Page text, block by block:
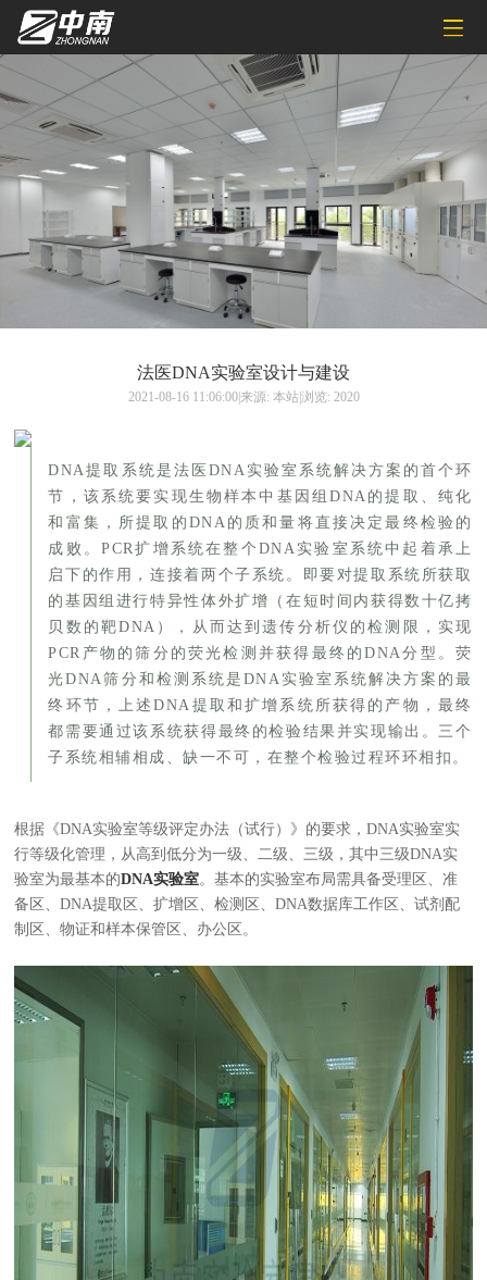
法医DNA实验室设计与建设
2021-08-16 11:06:00|来源: 本站|浏览: 2020
DNA提取系统是法医DNA实验室系统解决方案的首个环
节，该系统要实现生物样本中基因组DNA的提取、纯化
和富集，所提取的DNA的质和量将直接决定最终检验的
成败。PCR扩增系统在整个DNA实验室系统中起着承上
启下的作用，连接着两个子系统。即要对提取系统所获取
的基因组进行特异性体外扩增（在短时间内获得数十亿拷
贝数的靶DNA），从而达到遗传分析仪的检测限，实现
PCR产物的筛分的荧光检测并获得最终的DNA分型。荧
光DNA筛分和检测系统是DNA实验室系统解决方案的最
终环节，上述DNA提取和扩增系统所获得的产物，最终
都需要通过该系统获得最终的检验结果并实现输出。三个
子系统相辅相成、缺一不可，在整个检验过程环环相扣。
根据《DNA实验室等级评定办法（试行）》的要求，DNA实验室实
行等级化管理，从高到低分为一级、二级、三级，其中三级DNA实
验室为最基本的DNA实验室。基本的实验室布局需具备受理区、准
备区、DNA提取区、扩增区、检测区、DNA数据库工作区、试剂配
制区、物证和样本保管区、办公区。